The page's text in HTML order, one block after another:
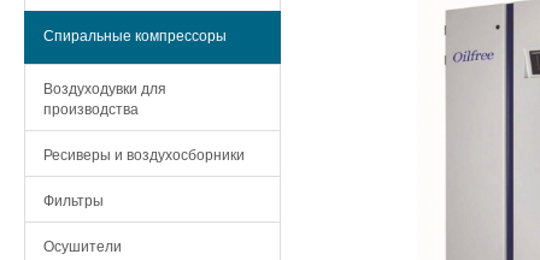
Спиральные компрессоры
Воздуходувки для
производства
Ресиверы и воздухосборники
Фильтры
Осушители